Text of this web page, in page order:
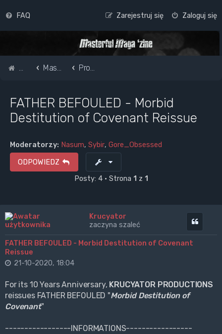
FAQ Zaloguj się
Zarejestruj się
Strona główna
Masterful Magazine Message Board Promote your band /webpage
FATHER BEFOULED - Morbid
Destitution of Covenant Reissue
Moderatorzy: Nasum, Sybir, Gore_Obsessed
ODPOWIEDZ
Posty: 4 • Strona 1 z 1
Krucyator
zaczyna szaleć
FATHER BEFOULED - Morbid Destitution of Covenant
Reissue
21-10-2020, 18:04
For its 10 Years Anniversary, KRUCYATOR PRODUCTIONS
reissues FATHER BEFOULED "Morbid Destitution of
Covenant"
-----------------INFORMATIONS-----------------